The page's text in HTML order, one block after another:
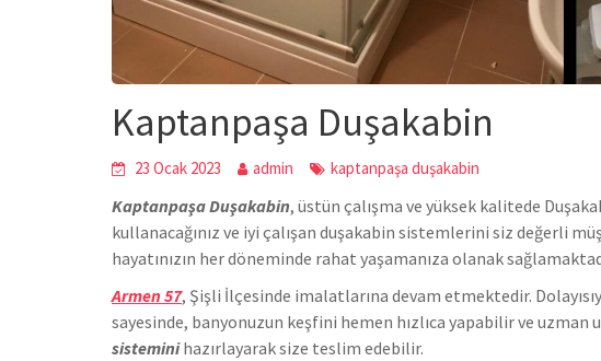
Kaptanpaşa Duşakabin
23 Ocak 2023 admin kaptanpaşa duşakabin
Kaptanpaşa Duşakabin, üstün çalışma ve yüksek kalitede
kullanacağınız ve iyi çalışan duşakabin sistemlerini siz değerli
hayatınızın her döneminde rahat yaşamanıza olanak
Armen 57, Şişli İlçesinde imalatlarına devam etmektedir.
sayesinde, banyonuzun keşfini hemen hızlıca yapabilir ve uzman
sisteminihazırlayarak size teslim edebilir.